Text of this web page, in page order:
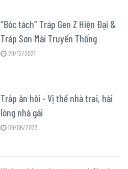
“Bóc tách” Tráp Gen Z Hiện Đại &
Tráp Sơn Mài Truyền Thống
29/12/2021
Tráp ăn hỏi - Vị thế nhà trai, hài
lòng nhà gái
09/06/2023